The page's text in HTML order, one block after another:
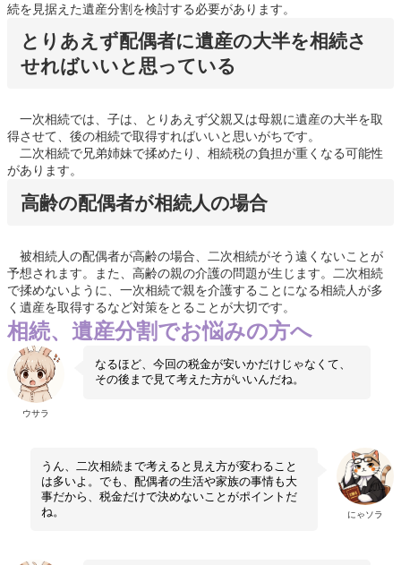
続を見据えた遺産分割を検討する必要があります。
とりあえず配偶者に遺産の大半を相続さ
せればいいと思っている
一次相続では、子は、とりあえず父親又は母親に遺産の大半を取
得させて、後の相続で取得すればいいと思いがちです。
二次相続で兄弟姉妹で揉めたり、相続税の負担が重くなる可能性
があります。
高齢の配偶者が相続人の場合
被相続人の配偶者が高齢の場合、二次相続がそう遠くないことが
予想されます。また、高齢の親の介護の問題が生じます。二次相続
で揉めないように、一次相続で親を介護することになる相続人が多
く遺産を取得するなど対策をとることが大切です。
相続、遺産分割でお悩みの方へ
ウサラ
なるほど、今回の税金が安いかだけじゃなくて、
その後まで見て考えた方がいいんだね。
にゃソラ
うん、二次相続まで考えると見え方が変わること
は多いよ。でも、配偶者の生活や家族の事情も大
事だから、税金だけで決めないことがポイントだ
ね。